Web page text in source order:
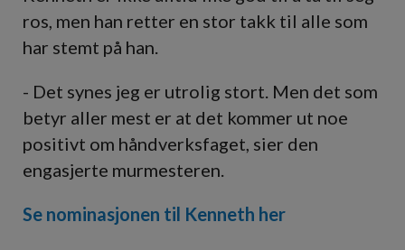
ros, men han retter en stor takk til alle som
har stemt på han.
- Det synes jeg er utrolig stort. Men det som
betyr aller mest er at det kommer ut noe
positivt om håndverksfaget, sier den
engasjerte murmesteren.
Se nominasjonen til Kenneth her